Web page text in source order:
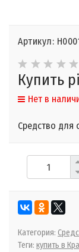
Артикул:
Купить
Нет в
Средство для
Категория:
Теги: купить в